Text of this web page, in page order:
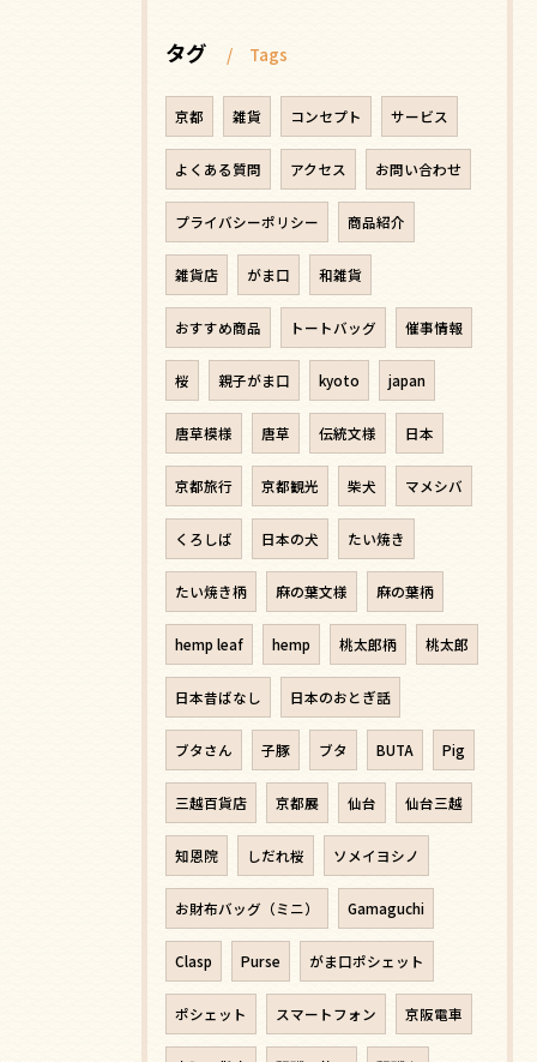
タグ Tags
京都 雑貨 コンセプト サービス
よくある質問 アクセス お問い合わせ
プライバシーポリシー 商品紹介
雑貨店 がま口 和雑貨
おすすめ商品 トートバッグ 催事情報
桜 親子がま口 kyoto japan
唐草模様 唐草 伝統文様 日本
京都旅行 京都観光 柴犬 マメシバ
くろしば 日本の犬 たい焼き
たい焼き柄 麻の葉文様 麻の葉柄
hemp leaf hemp 桃太郎柄 桃太郎
日本昔ばなし 日本のおとぎ話
ブタさん 子豚 ブタ BUTA Pig
三越百貨店 京都展 仙台 仙台三越
知恩院 しだれ桜 ソメイヨシノ
お財布バッグ（ミニ） Gamaguchi
Clasp Purse がま口ポシェット
ポシェット スマートフォン 京阪電車